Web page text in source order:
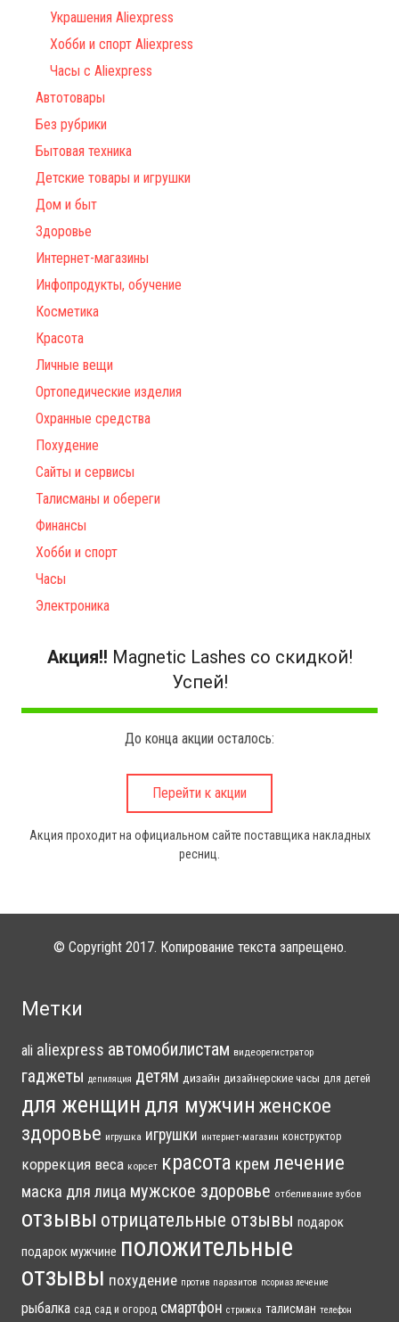
Украшения Aliexpress
Хобби и спорт Aliexpress
Часы с Aliexpress
Автотовары
Без рубрики
Бытовая техника
Детские товары и игрушки
Дом и быт
Здоровье
Интернет-магазины
Инфопродукты, обучение
Косметика
Красота
Личные вещи
Ортопедические изделия
Охранные средства
Похудение
Сайты и сервисы
Талисманы и обереги
Финансы
Хобби и спорт
Часы
Электроника
Акция!! Magnetic Lashes со скидкой!
Успей!
До конца акции осталось:
Перейти к акции
Акция проходит на официальном сайте поставщика накладных
ресниц.
© Copyright 2017. Копирование текста запрещено.
Метки
ali aliexpress автомобилистам видеорегистратор
гаджеты депиляция детям дизайн дизайнерские часы для детей
для женщин для мужчин женское
здоровье игрушка игрушки интернет-магазин конструктор
коррекция веса корсет красота крем лечение
маска для лица мужское здоровье отбеливание зубов
отзывы отрицательные отзывы подарок
подарок мужчине положительные
отзывы похудение против паразитов псориаз лечение
рыбалка сад сад и огород смартфон стрижка талисман телефон